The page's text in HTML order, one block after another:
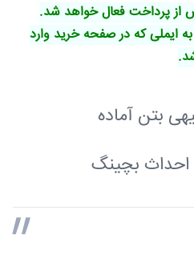
از پرداخت فعال خواهد شد.
ایملی که در صفحه خرید وارد
بتن آماده